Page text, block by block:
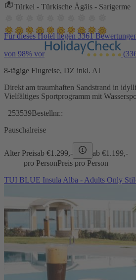
Türkei - Türkische Ägäis - Sarigerme
Für dieses Hotel liegen 3361
von 98% vor
8-tägige Flugreise, DZ inkl. AI
Direkt am traumhaften Sandstrand in
Vielfältiges Sportprogramm mit
253539Bestellnr.:
Pauschalreise
Alter Preisab €1.299,- ab €1.199,-
pro PersonPreis pro Person
TUI BLUE Insula Alba - Adults Only